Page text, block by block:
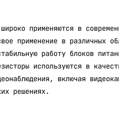
применяются в
применение в различных
работу блоков
используются в
включая
решениях.